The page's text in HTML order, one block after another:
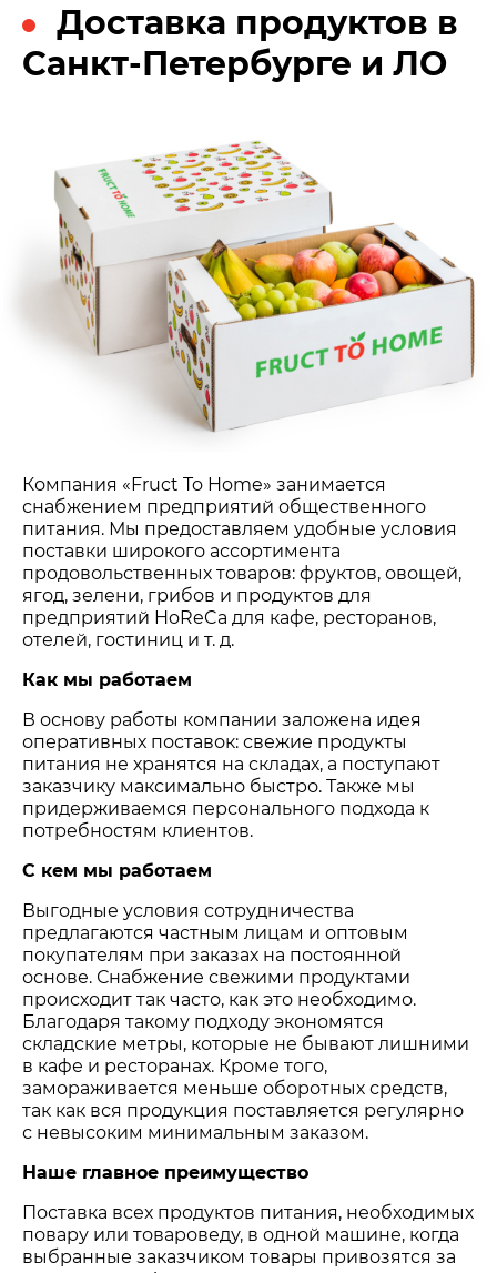
Доставка продуктов в
Санкт-Петербурге и ЛО
Компания «Fruct To Home» занимается
снабжением предприятий общественного
питания. Мы предоставляем удобные условия
поставки широкого ассортимента
продовольственных товаров: фруктов, овощей,
ягод, зелени, грибов и продуктов для
предприятий HoReCa для кафе, ресторанов,
отелей, гостиниц и т. д.
Как мы работаем
В основу работы компании заложена идея
оперативных поставок: свежие продукты
питания не хранятся на складах, а поступают
заказчику максимально быстро. Также мы
придерживаемся персонального подхода к
потребностям клиентов.
С кем мы работаем
Выгодные условия сотрудничества
предлагаются частным лицам и оптовым
покупателям при заказах на постоянной
основе. Снабжение свежими продуктами
происходит так часто, как это необходимо.
Благодаря такому подходу экономятся
складские метры, которые не бывают лишними
в кафе и ресторанах. Кроме того,
замораживается меньше оборотных средств,
так как вся продукция поставляется регулярно
с невысоким минимальным заказом.
Наше главное преимущество
Поставка всех продуктов питания, необходимых
повару или товароведу, в одной машине, когда
выбранные заказчиком товары привозятся за